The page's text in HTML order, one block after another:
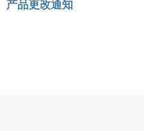
产品更改通知